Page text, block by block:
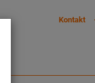
Kontakt